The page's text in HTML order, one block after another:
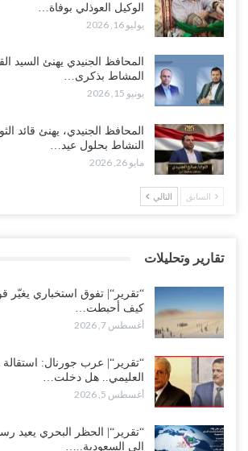
أغسطس 5, 2026
النفط تلتف حول أفريقيا وسفن تعلن: “لا توجد
أغسطس 4, 2026
مليون برميل يشعل غضب حضرموت..!
أغسطس 4, 2026
مدير مكتب العليمي يقدم استقالته.. والخلافات
“تعز“| وسط إعادة رسم النفوذ السعودي.. الإصلاح
بالتهريب وعينه على المحافظ..!
أغسطس 4, 2026
“شبوة“| مع تحشيدات عسكرية تنذر بجولة جديدة مع
تعيد تحشيد قواتها في أهم سواحل اليمن على
أغسطس 4, 2026
أغسطس 4, 2026
الوكيل العوذلي بوفاة…
يوليو 16, 2026
المحافظ الجنيدي يهنئ السيد
المشاط بذكرى…
يونيو 15, 2026
المحافظ الجنيدي، يهنئ قائد
النشاط بحلول عيد…
مايو 26, 2026
السابق التالي
تقارير وتحليلات
“تقرير“| تفوق استخباري يغيّر
كيف أحبطت…
أغسطس 7, 2026
“تقرير“| عرب جورنال:
العليمي.. هل دخلت…
أغسطس 5, 2026
“تقرير“| الحظر البحري يعيد
إلى السعودية..…